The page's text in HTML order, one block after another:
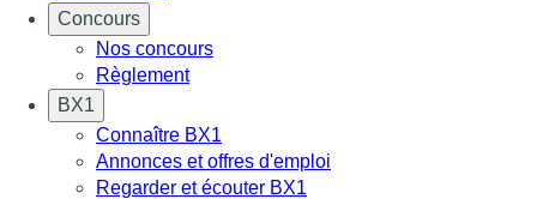
Concours
Nos concours
Règlement
BX1
Connaître BX1
Annonces et offres d'emploi
Regarder et écouter BX1